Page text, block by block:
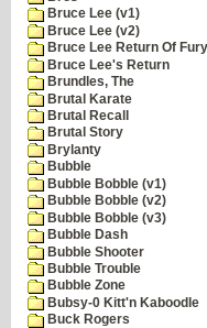
Bruce Lee (v1)
Bruce Lee (v2)
Bruce Lee Return Of Fury
Bruce Lee's Return
Brundles, The
Brutal Karate
Brutal Recall
Brutal Story
Brylanty
Bubble
Bubble Bobble (v1)
Bubble Bobble (v2)
Bubble Bobble (v3)
Bubble Dash
Bubble Shooter
Bubble Trouble
Bubble Zone
Bubsy-0 Kitt'n Kaboodle
Buck Rogers